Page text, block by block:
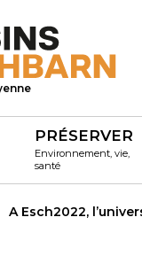
PRÉSERVER
Environnement, vie,
santé
A Esch2022,